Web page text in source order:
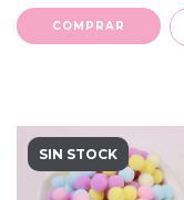
SIN STOCK